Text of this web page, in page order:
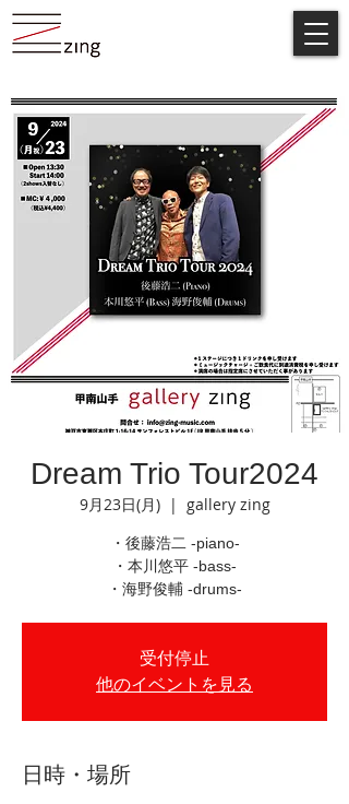
Dream Trio Tour2024
9月23日(月)
  |
gallery zing
・後藤浩二 -piano-
・本川悠平 -bass-
・海野俊輔 -drums-
受付停止
他のイベントを見る
日時・場所